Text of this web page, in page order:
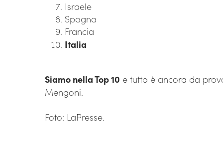
Israele
Spagna
Francia
Italia
Siamo nella Top 10 e tutto è ancora da
Mengoni.
Foto: LaPresse.